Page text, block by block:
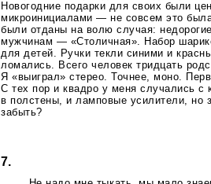
Новогодние подарки для своих были
микроинициалами — не совсем это
были отданы на волю случая:
мужчинам — «Столичная». Набор
для детей. Ручки текли синими и
ломались. Всего человек тридцать
Я «выиграл» стерео. Точнее, моно.
С тех пор и квадро у меня случались с
в полстены, и ламповые усилители, но
забыть?
7.